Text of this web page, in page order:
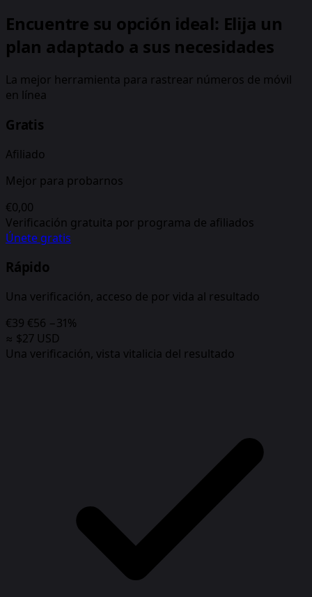
Encuentre su opción ideal: Elija un
plan adaptado a sus necesidades
La mejor herramienta para rastrear números de móvil
en línea
Gratis
Afiliado
Mejor para probarnos
€0,00
Verificación gratuita por programa de afiliados
Únete gratis
Rápido
Una verificación, acceso de por vida al resultado
€39 €56 −31%
≈ $27 USD
Una verificación, vista vitalicia del resultado